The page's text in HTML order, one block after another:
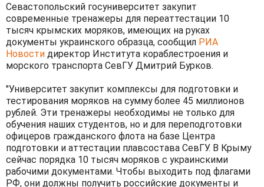
Севастопольский госуниверситет закупит
современные тренажеры для переаттестации 10
тысяч крымских моряков, имеющих на руках
документы украинского образца, сообщил РИА
Новости директор Института кораблестроения и
морского транспорта СевГУ Дмитрий Бурков.
"Университет закупит комплексы для подготовки и
тестирования моряков на сумму более 45 миллионов
рублей. Эти тренажеры необходимы не только для
обучения наших студентов, но и для переподготовки
офицеров гражданского флота на базе Центра
подготовки и аттестации плавсостава СевГУ. В Крыму
сейчас порядка 10 тысяч моряков с украинскими
рабочими документами. Чтобы выходить под флагами
РФ, они должны получить российские документы и